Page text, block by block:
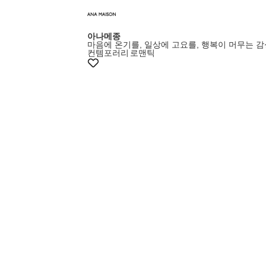
아나메종
마음에 온기를, 일상에 고요를, 행복이 머무는 감
컨템포러리 로맨틱